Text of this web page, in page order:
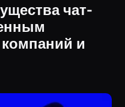
чат-
и